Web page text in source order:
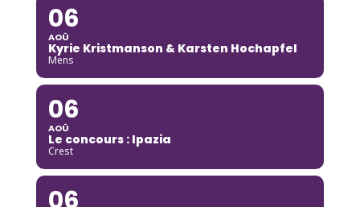
06
AOÛ
Kyrie Kristmanson & Karsten Hochapfel
Mens
06
AOÛ
Le concours : Ipazia
Crest